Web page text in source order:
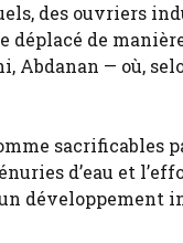
des ouvriers
déplacé de
Abdanan — où,
d’eau et